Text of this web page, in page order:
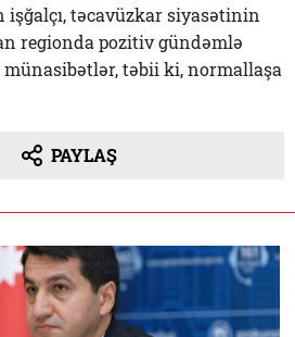
işğalçı, təcavüzkar siyasətinin
regionda pozitiv gündəmlə
münasibətlər, təbii ki, normallaşa
PAYLAŞ